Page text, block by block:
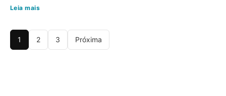
Leia mais
1 2 3 Próxima